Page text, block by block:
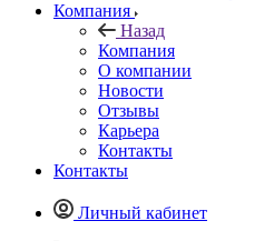
Компания
Назад
Компания
О компании
Новости
Отзывы
Карьера
Контакты
Контакты
Личный кабинет